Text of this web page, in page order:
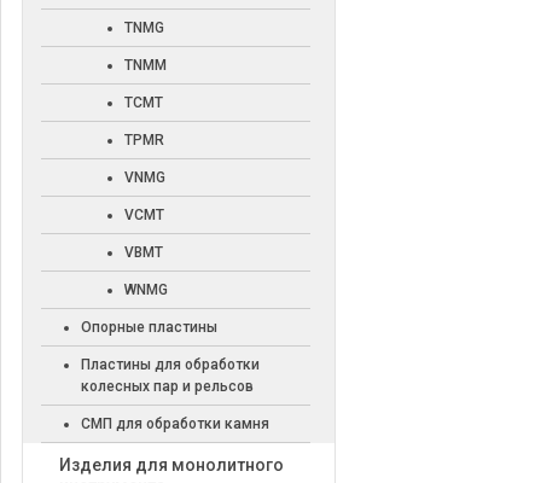
TNMG
TNMM
TCMT
TPMR
VNMG
VCMT
VBMT
WNMG
Опорные пластины
Пластины для обработки
колесных пар и рельсов
СМП для обработки камня
Изделия для монолитного